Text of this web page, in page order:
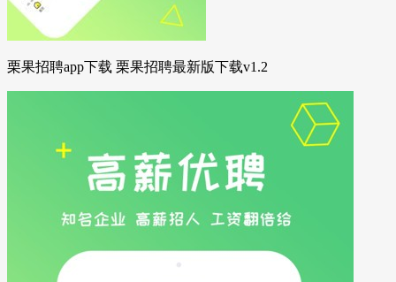
栗果招聘app下载 栗果招聘最新版下载v1.2